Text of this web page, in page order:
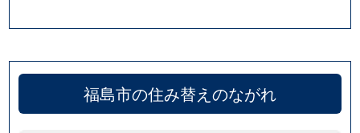
福島市の住み替えのながれ